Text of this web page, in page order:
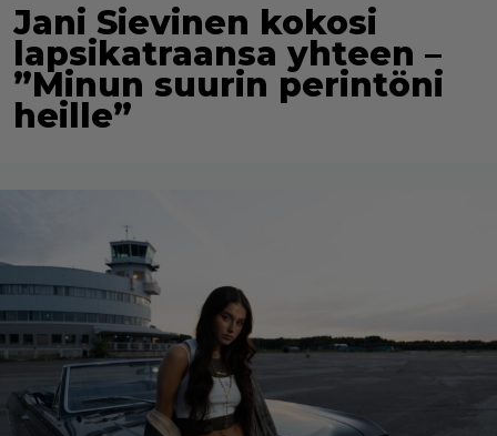
Jani Sievinen kokosi
lapsikatraansa yhteen –
”Minun suurin perintöni
heille”